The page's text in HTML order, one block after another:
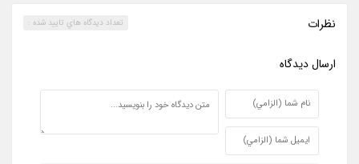
نظرات تعداد ديدگاه هاي تاييد شده :
ارسال ديدگاه